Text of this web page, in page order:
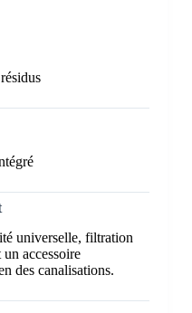
universelle, filtration
accessoire
des canalisations.